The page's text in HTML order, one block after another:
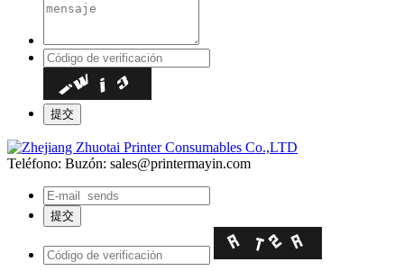
Teléfono: Buzón: sales@printermayin.com